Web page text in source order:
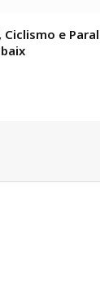
e